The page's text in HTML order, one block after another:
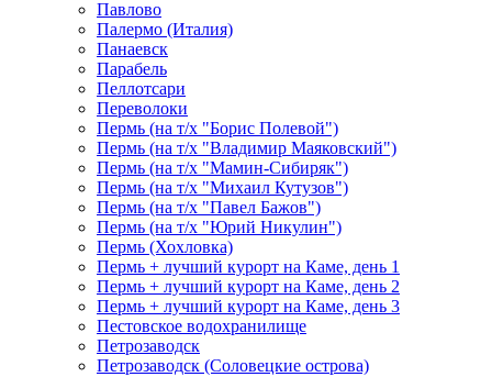
Павлово
Палермо (Италия)
Панаевск
Парабель
Пеллотсари
Переволоки
Пермь (на т/х "Борис Полевой")
Пермь (на т/х "Владимир Маяковский")
Пермь (на т/х "Мамин-Сибиряк")
Пермь (на т/х "Михаил Кутузов")
Пермь (на т/х "Павел Бажов")
Пермь (на т/х "Юрий Никулин")
Пермь (Хохловка)
Пермь + лучший курорт на Каме, день 1
Пермь + лучший курорт на Каме, день 2
Пермь + лучший курорт на Каме, день 3
Пестовское водохранилище
Петрозаводск
Петрозаводск (Соловецкие острова)